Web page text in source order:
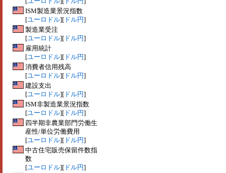
ISM製造業景況指数
[ユーロドル][ ドル円]
製造業受注
[ユーロドル][ ドル円]
雇用統計
[ユーロドル][ ドル円]
消費者信用残高
[ユーロドル][ ドル円]
建設支出
[ユーロドル][ ドル円]
ISM非製造業景況指数
[ユーロドル][ ドル円]
四半期非農業部門労働生
産性/単位労働費用
[ユーロドル][ ドル円]
中古住宅販売保留件数指
数
[ユーロドル][ ドル円]